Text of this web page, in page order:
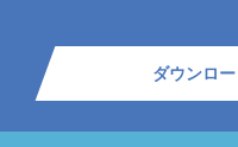
ダウンロ